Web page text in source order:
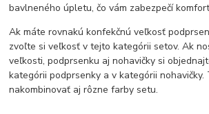
bavlneného úpletu, čo vám zabezpečí
Ak máte rovnakú konfekčnú veľkosť
zvoľte si veľkosť v tejto kategórii setov. Ak
veľkosti, podprsenku aj nohavičky si
kategórii podprsenky a v kategórii nohavičky.
nakombinovať aj rôzne farby setu.